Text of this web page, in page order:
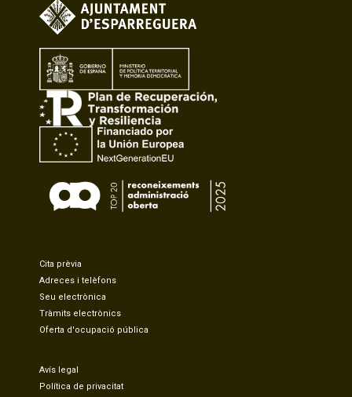
Cita prèvia
Adreces i telèfons
Seu electrònica
Tràmits electrònics
Oferta d'ocupació pública
Avís legal
Política de privacitat